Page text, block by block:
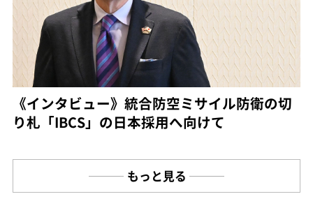
《インタビュー》統合防空ミサイル防衛の切
り札「IBCS」の日本採用へ向けて
もっと見る